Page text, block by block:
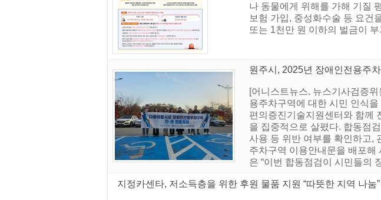
나 동물에게 위해를 가해 기질
보험 가입, 중성화수술 등 요건
또는 1천만 원 이하의 벌금이
원주시, 2025년 장애인전용주
[어니스트뉴스. 뉴스기사검증
용주차구역에 대한 시민 인식
편의증진기술지원센터와 함께
을 집중적으로 살폈다. 합동점
사용 등 위반 여부를 확인하고,
주차구역 이용안내문을 배포해
은 “이번 합동점검이 시민들의
지정카센타, 저소득층을 위한 후원 물품 지원 “따뜻한 지역 나눔”